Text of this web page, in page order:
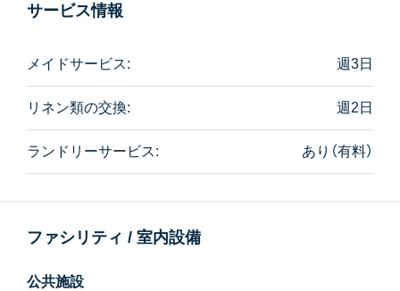
サービス情報
メイドサービス: 週3日
リネン類の交換: 週2日
ランドリーサービス: あり（有料）
ファシリティ / 室内設備
公共施設